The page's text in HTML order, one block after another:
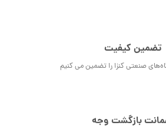
تضمین کیفیت
صنعتی کنزا را تضمین می کنیم
بازگشت وجه